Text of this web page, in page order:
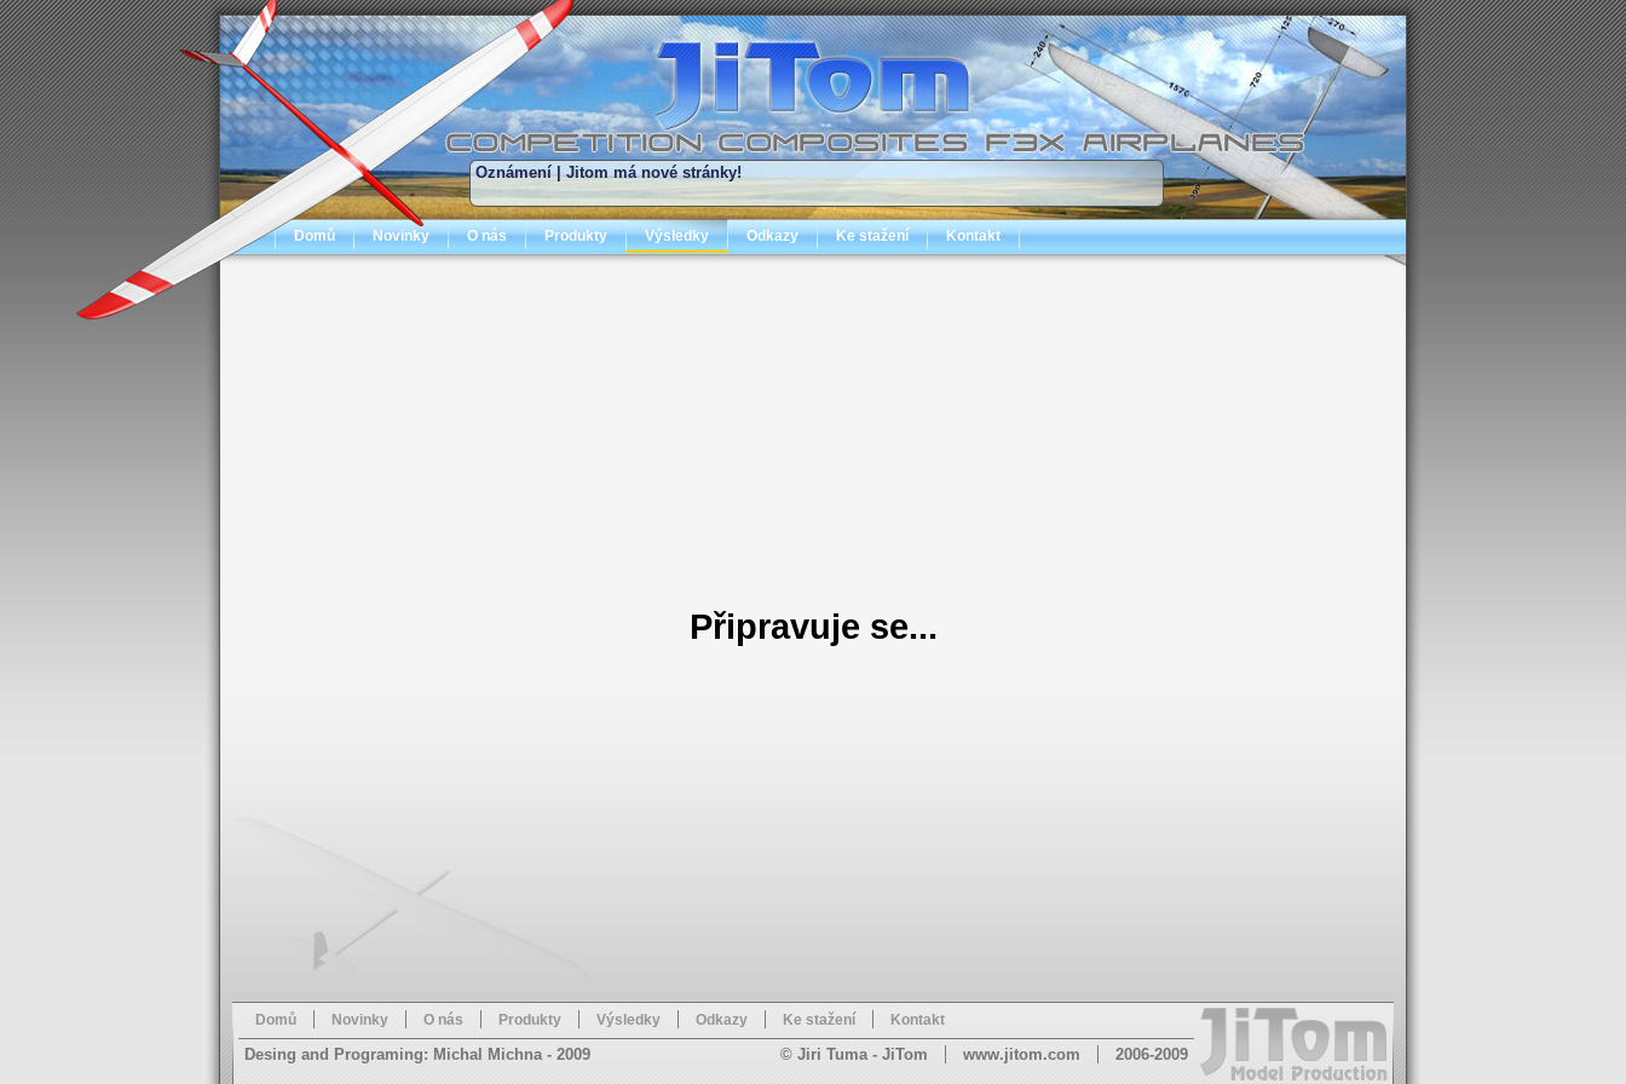
Oznámení |Jitom má nové stránky!
Domů Novinky O nás Produkty Výsledky Odkazy Ke stažení Kontakt
Připravuje se...
Domů Novinky O nás Produkty Výsledky Odkazy Ke stažení Kontakt
Desing and Programing: Michal Michna - 2009 © Jiri Tuma - JiTom www.jitom.com 2006-2009